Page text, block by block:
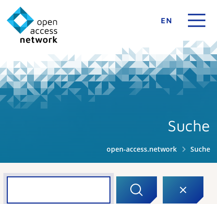
EN
Suche
open-access.network Suche